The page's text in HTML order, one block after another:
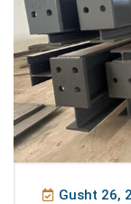
Gusht 26,